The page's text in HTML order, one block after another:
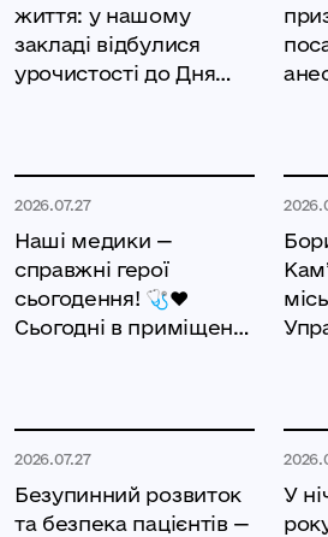
життя: у нашому
закладі відбулися
урочистості до Дня
2026.07.27
Наші медики —
справжні герої
сьогодення! 🩺❤️
Сьогодні в приміщенні
2026.07.27
Безупинний розвиток
та безпека пацієнтів —
У